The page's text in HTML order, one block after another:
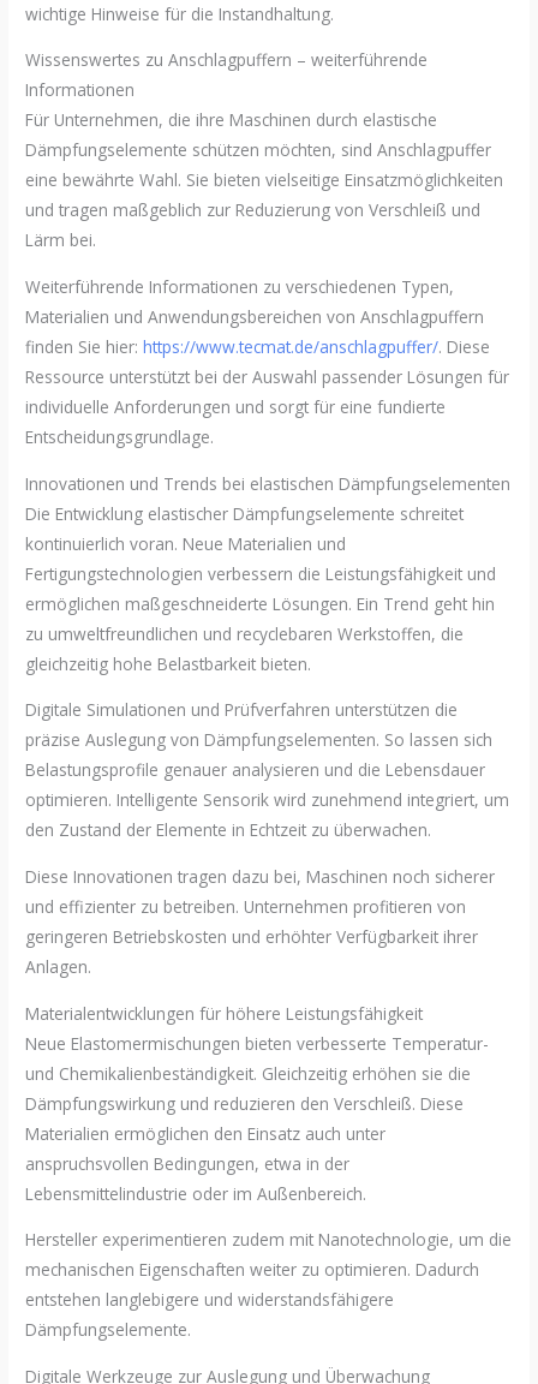
wichtige Hinweise für die Instandhaltung.
Wissenswertes zu Anschlagpuffern – weiterführende
Informationen
Für Unternehmen, die ihre Maschinen durch elastische
Dämpfungselemente schützen möchten, sind Anschlagpuffer
eine bewährte Wahl. Sie bieten vielseitige Einsatzmöglichkeiten
und tragen maßgeblich zur Reduzierung von Verschleiß und
Lärm bei.
Weiterführende Informationen zu verschiedenen Typen,
Materialien und Anwendungsbereichen von Anschlagpuffern
finden Sie hier:https://www.tecmat.de/anschlagpuffer/. Diese
Ressource unterstützt bei der Auswahl passender Lösungen für
individuelle Anforderungen und sorgt für eine fundierte
Entscheidungsgrundlage.
Innovationen und Trends bei elastischen Dämpfungselementen
Die Entwicklung elastischer Dämpfungselemente schreitet
kontinuierlich voran. Neue Materialien und
Fertigungstechnologien verbessern die Leistungsfähigkeit und
ermöglichen maßgeschneiderte Lösungen. Ein Trend geht hin
zu umweltfreundlichen und recyclebaren Werkstoffen, die
gleichzeitig hohe Belastbarkeit bieten.
Digitale Simulationen und Prüfverfahren unterstützen die
präzise Auslegung von Dämpfungselementen. So lassen sich
Belastungsprofile genauer analysieren und die Lebensdauer
optimieren. Intelligente Sensorik wird zunehmend integriert, um
den Zustand der Elemente in Echtzeit zu überwachen.
Diese Innovationen tragen dazu bei, Maschinen noch sicherer
und effizienter zu betreiben. Unternehmen profitieren von
geringeren Betriebskosten und erhöhter Verfügbarkeit ihrer
Anlagen.
Materialentwicklungen für höhere Leistungsfähigkeit
Neue Elastomermischungen bieten verbesserte Temperatur-
und Chemikalienbeständigkeit. Gleichzeitig erhöhen sie die
Dämpfungswirkung und reduzieren den Verschleiß. Diese
Materialien ermöglichen den Einsatz auch unter
anspruchsvollen Bedingungen, etwa in der
Lebensmittelindustrie oder im Außenbereich.
Hersteller experimentieren zudem mit Nanotechnologie, um die
mechanischen Eigenschaften weiter zu optimieren. Dadurch
entstehen langlebigere und widerstandsfähigere
Dämpfungselemente.
Digitale Werkzeuge zur Auslegung und Überwachung